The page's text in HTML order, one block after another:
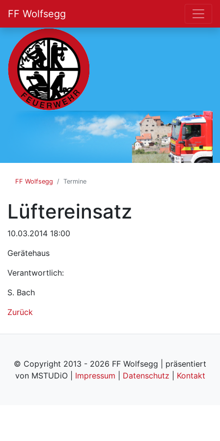
FF Wolfsegg
FF Wolfsegg Termine
Lüftereinsatz
10.03.2014 18:00
Gerätehaus
Verantwortlich:
S. Bach
Zurück
© Copyright 2013 - 2026 FF Wolfsegg | präsentiert
von MSTUDiO | Impressum Datenschutz Kontakt